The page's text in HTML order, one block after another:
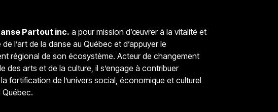
Partout inc. a pour mission d’œuvrer à la vitalité et
de l’art de la danse au Québec et d’appuyer le
régional de son écosystème. Acteur de changement
des arts et de la culture, il s’engage à contribuer
fortification de l’univers social, économique et culturel
Québec.